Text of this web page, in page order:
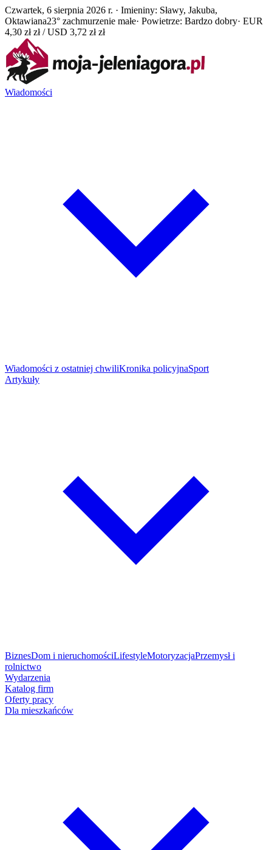
Czwartek, 6 sierpnia 2026 r. · Imieniny: Sławy, Jakuba,
Oktawiana23° zachmurzenie małe· Powietrze: Bardzo dobry· EUR
4,30 zł zł / USD 3,72 zł zł
Wiadomości
Wiadomości z ostatniej chwiliKronika policyjnaSport
Artykuły
BiznesDom i nieruchomościLifestyleMotoryzacjaPrzemysł i
rolnictwo
Wydarzenia
Katalog firm
Oferty pracy
Dla mieszkańców